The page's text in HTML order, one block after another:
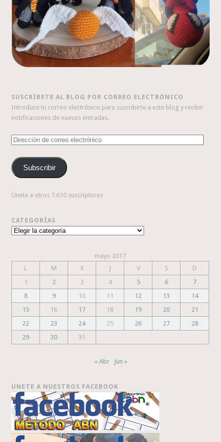
SUSCRÍBETE AL BLOG POR CORREO ELECTRÓNICO
Introduce tu correo electrónico para suscribirte a este blog y recibir
notificaciones de nuevas entradas.
Dirección
correo
electrónico
Subscribir
Únete a otros 7.610 suscriptores
CATEGORÍAS
Categorías
mayo 2017
L
M X J V S
D
1
2 3 4 5 6
7
8
9 10 11 12 13
14
15
16 17 18 19 20
21
22
23 24 25 26 27
28
29
30 31
« Abr Jun »
ÚNETE A NUESTROS FACEBOOK